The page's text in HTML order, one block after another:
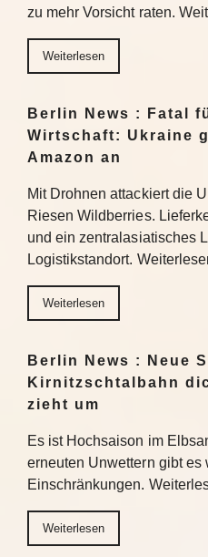
zu mehr Vorsicht raten.
Weiterlesen
Berlin News : Fatal
Wirtschaft: Ukraine
Amazon an
Mit Drohnen attackiert die
Riesen Wildberries.
und ein zentralasiatisches
Logistikstandort.
Weiterlesen
Berlin News : Neue
Kirnitzschtalbahn
zieht um
Es ist Hochsaison im
erneuten Unwettern gibt es
Einschränkungen.
Weiterlesen